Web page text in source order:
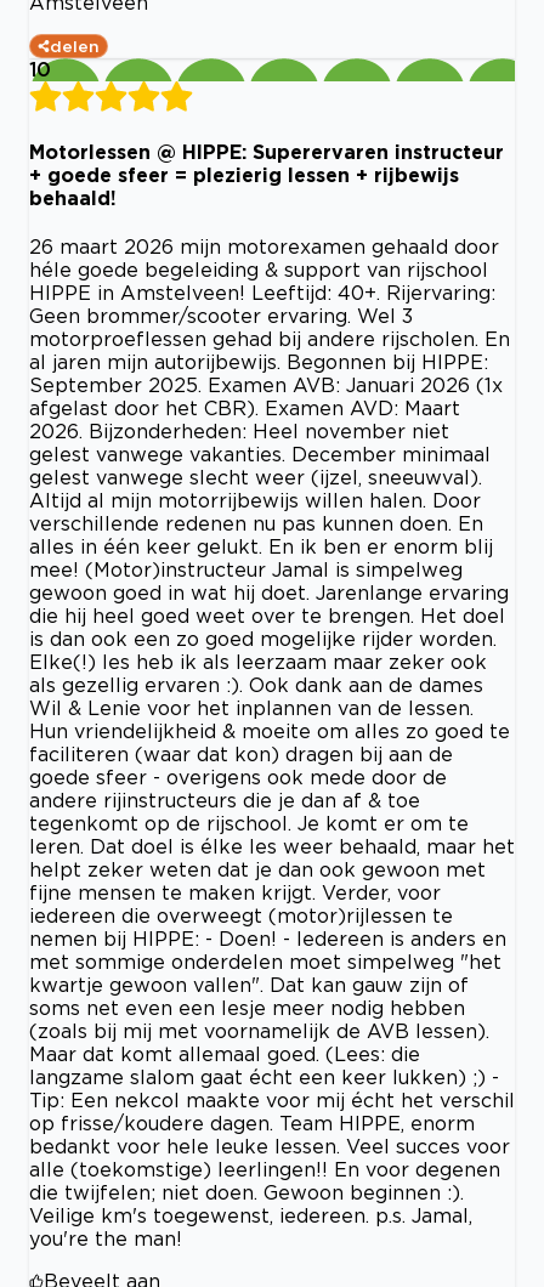
delen
10
Motorlessen @ HIPPE: Superervaren instructeur
+ goede sfeer = plezierig lessen + rijbewijs
behaald!
26 maart 2026 mijn motorexamen gehaald door
héle goede begeleiding & support van rijschool
HIPPE in Amstelveen! Leeftijd: 40+. Rijervaring:
Geen brommer/scooter ervaring. Wel 3
motorproeflessen gehad bij andere rijscholen. En
al jaren mijn autorijbewijs. Begonnen bij HIPPE:
September 2025. Examen AVB: Januari 2026 (1x
afgelast door het CBR). Examen AVD: Maart
2026. Bijzonderheden: Heel november niet
gelest vanwege vakanties. December minimaal
gelest vanwege slecht weer (ijzel, sneeuwval).
Altijd al mijn motorrijbewijs willen halen. Door
verschillende redenen nu pas kunnen doen. En
alles in één keer gelukt. En ik ben er enorm blij
mee! (Motor)instructeur Jamal is simpelweg
gewoon goed in wat hij doet. Jarenlange ervaring
die hij heel goed weet over te brengen. Het doel
is dan ook een zo goed mogelijke rijder worden.
Elke(!) les heb ik als leerzaam maar zeker ook
als gezellig ervaren :). Ook dank aan de dames
Wil & Lenie voor het inplannen van de lessen.
Hun vriendelijkheid & moeite om alles zo goed te
faciliteren (waar dat kon) dragen bij aan de
goede sfeer - overigens ook mede door de
andere rijinstructeurs die je dan af & toe
tegenkomt op de rijschool. Je komt er om te
leren. Dat doel is élke les weer behaald, maar het
helpt zeker weten dat je dan ook gewoon met
fijne mensen te maken krijgt. Verder, voor
iedereen die overweegt (motor)rijlessen te
nemen bij HIPPE: - Doen! - Iedereen is anders en
met sommige onderdelen moet simpelweg "het
kwartje gewoon vallen". Dat kan gauw zijn of
soms net even een lesje meer nodig hebben
(zoals bij mij met voornamelijk de AVB lessen).
Maar dat komt allemaal goed. (Lees: die
langzame slalom gaat écht een keer lukken) ;) -
Tip: Een nekcol maakte voor mij écht het verschil
op frisse/koudere dagen. Team HIPPE, enorm
bedankt voor hele leuke lessen. Veel succes voor
alle (toekomstige) leerlingen!! En voor degenen
die twijfelen; niet doen. Gewoon beginnen :).
Veilige km's toegewenst, iedereen. p.s. Jamal,
you're the man!
Beveelt aan